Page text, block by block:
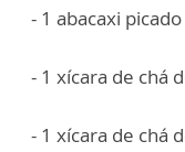
- 1 abacaxi picado
- 1 xícara de chá
- 1 xícara de chá